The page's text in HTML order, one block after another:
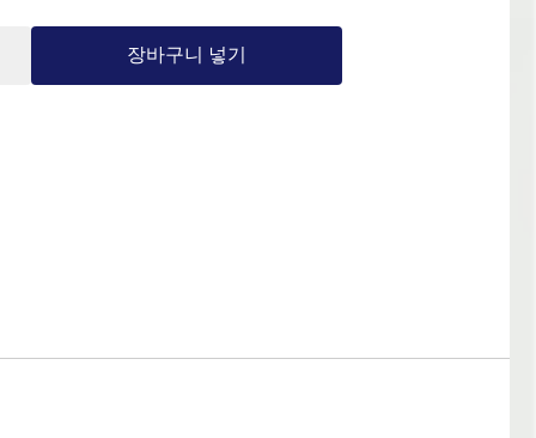
장바구니 넣기